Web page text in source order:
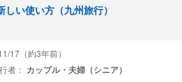
い使い方（九州旅行）
17（約3年前）
者： カップル・夫婦（シニア）